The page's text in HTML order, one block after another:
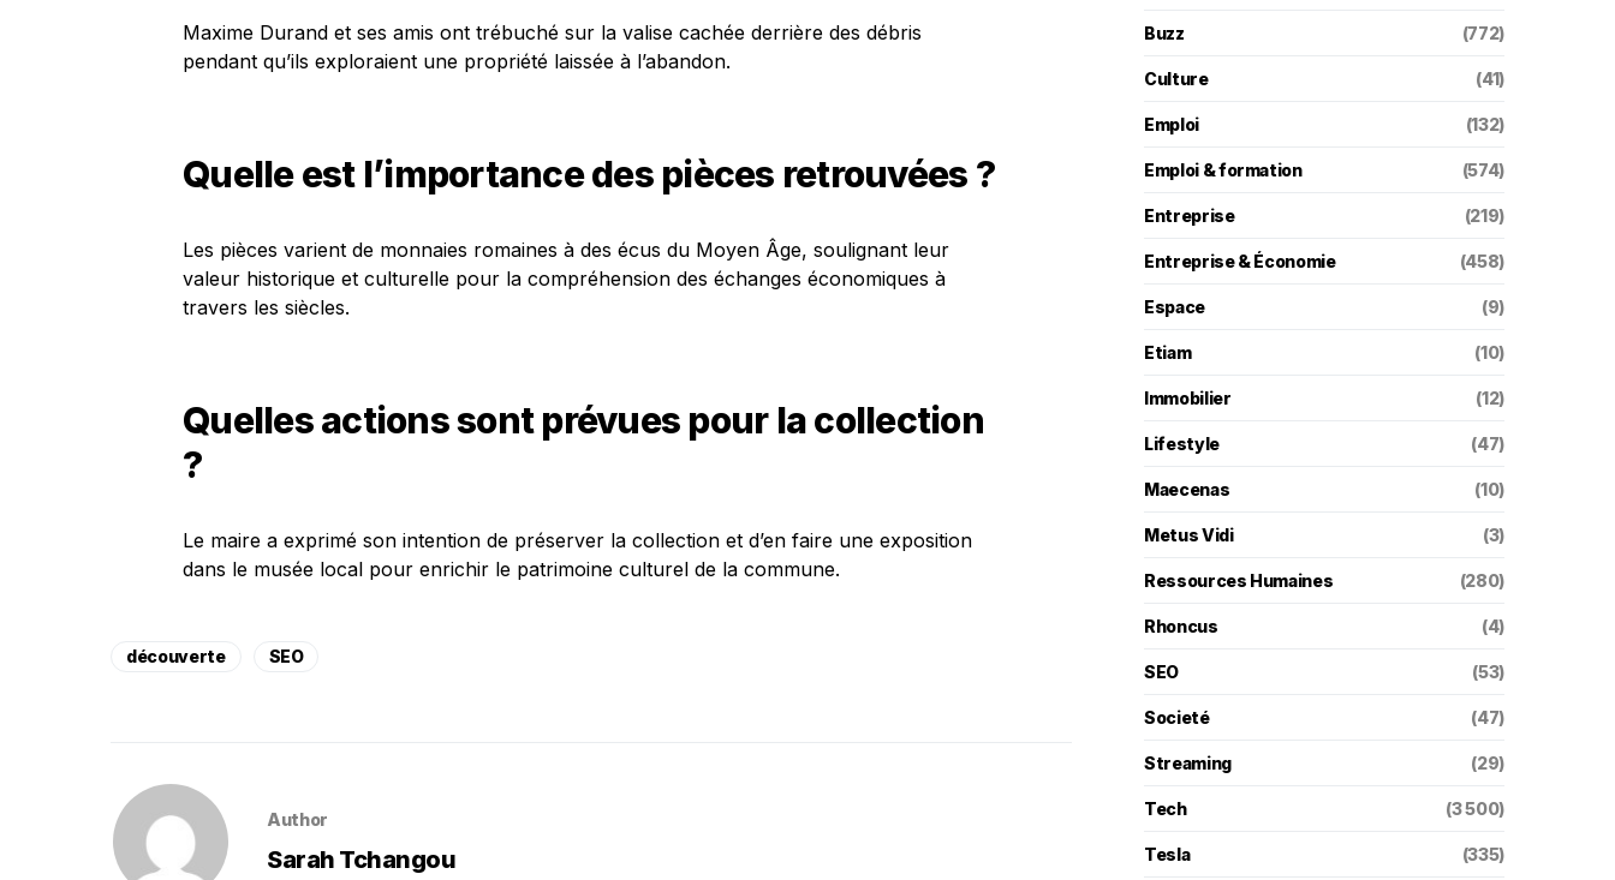
Maxime Durand et ses amis ont trébuché sur la valise cachée derrière des débris
pendant qu’ils exploraient une propriété laissée à l’abandon.
Quelle est l’importance des pièces retrouvées ?
Les pièces varient de monnaies romaines à des écus du Moyen Âge, soulignant leur
valeur historique et culturelle pour la compréhension des échanges économiques à
travers les siècles.
Quelles actions sont prévues pour la collection
?
Le maire a exprimé son intention de préserver la collection et d’en faire une exposition
dans le musée local pour enrichir le patrimoine culturel de la commune.
découverte SEO
Author
Sarah Tchangou
Buzz (772)
Culture (41)
Emploi (132)
Emploi & formation (574)
Entreprise (219)
Entreprise & Économie (458)
Espace (9)
Etiam (10)
Immobilier (12)
Lifestyle (47)
Maecenas (10)
Metus Vidi (3)
Ressources Humaines (280)
Rhoncus (4)
SEO (53)
Societé (47)
Streaming (29)
Tech (3 500)
Tesla (335)